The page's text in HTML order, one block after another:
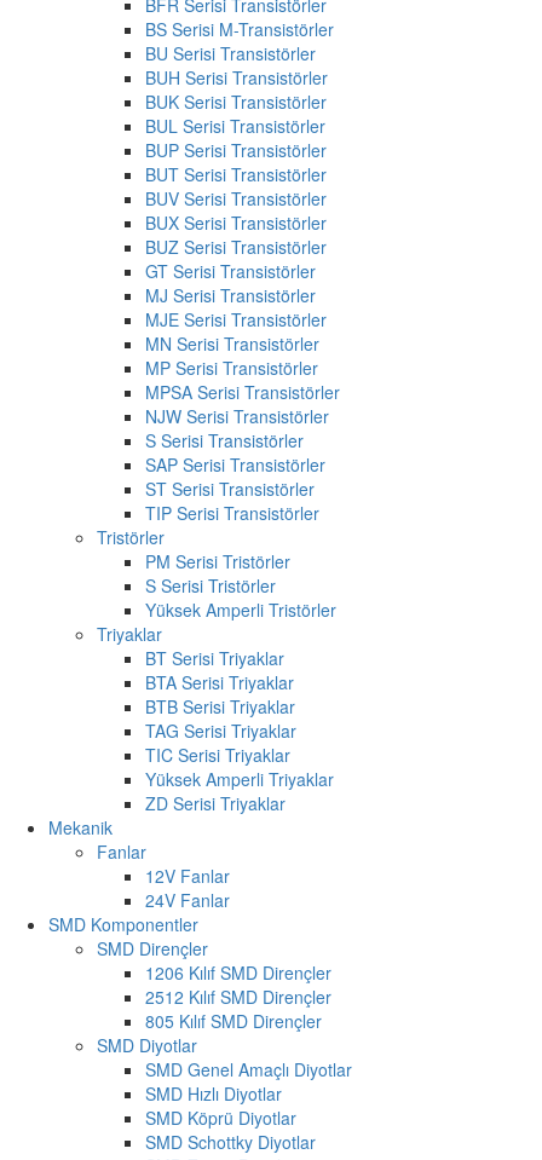
BS Serisi M-Transistörler
BU Serisi Transistörler
BUH Serisi Transistörler
BUK Serisi Transistörler
BUL Serisi Transistörler
BUP Serisi Transistörler
BUT Serisi Transistörler
BUV Serisi Transistörler
BUX Serisi Transistörler
BUZ Serisi Transistörler
GT Serisi Transistörler
MJ Serisi Transistörler
MJE Serisi Transistörler
MN Serisi Transistörler
MP Serisi Transistörler
MPSA Serisi Transistörler
NJW Serisi Transistörler
S Serisi Transistörler
SAP Serisi Transistörler
ST Serisi Transistörler
TIP Serisi Transistörler
Tristörler
PM Serisi Tristörler
S Serisi Tristörler
Yüksek Amperli Tristörler
Triyaklar
BT Serisi Triyaklar
BTA Serisi Triyaklar
BTB Serisi Triyaklar
TAG Serisi Triyaklar
TIC Serisi Triyaklar
Yüksek Amperli Triyaklar
ZD Serisi Triyaklar
Mekanik
Fanlar
12V Fanlar
24V Fanlar
SMD Komponentler
SMD Dirençler
1206 Kılıf SMD Dirençler
2512 Kılıf SMD Dirençler
805 Kılıf SMD Dirençler
SMD Diyotlar
SMD Genel Amaçlı Diyotlar
SMD Hızlı Diyotlar
SMD Köprü Diyotlar
SMD Schottky Diyotlar